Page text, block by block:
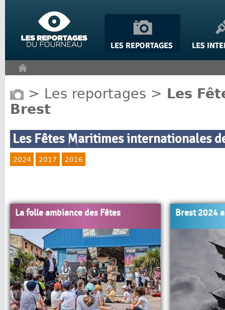
> Les reportages > Les
Brest
Les Fêtes Maritimes internationales
2024 2017 2016
La folle ambiance des Fêtes Brest 2024